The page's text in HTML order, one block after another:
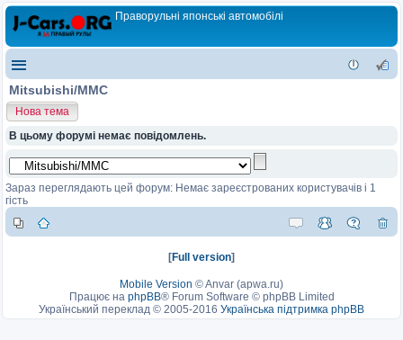
Праворульні японські автомобілі
Mitsubishi/MMC
Нова тема
В цьому форумі немає повідомлень.
Зараз переглядають цей форум: Немає зареєстрованих користувачів і 1
гість
[Full version]
Mobile Version ©Anvar (apwa.ru)
Працює на phpBB® Forum Software © phpBB Limited
Український переклад © 2005-2016 Українська підтримка phpBB